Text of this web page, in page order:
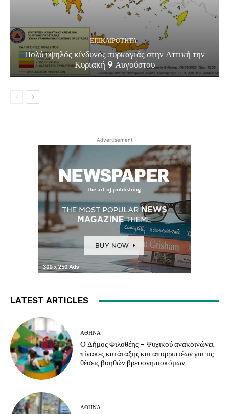
ΕΠΙΚΑΙΡΟΤΗΤΑ
Πολύ υψηλός κίνδυνος πυρκαγιάς στην Αττική την
Κυριακή 9 Αυγούστου
- Advertisement -
LATEST ARTICLES
ΑΘΗΝΑ
Ο Δήμος Φιλοθέης – Ψυχικού ανακοινώνει
πίνακες κατάταξης και απορριπτέων για τις
θέσεις βοηθών βρεφονηπιοκόμων
ΑΘΗΝΑ